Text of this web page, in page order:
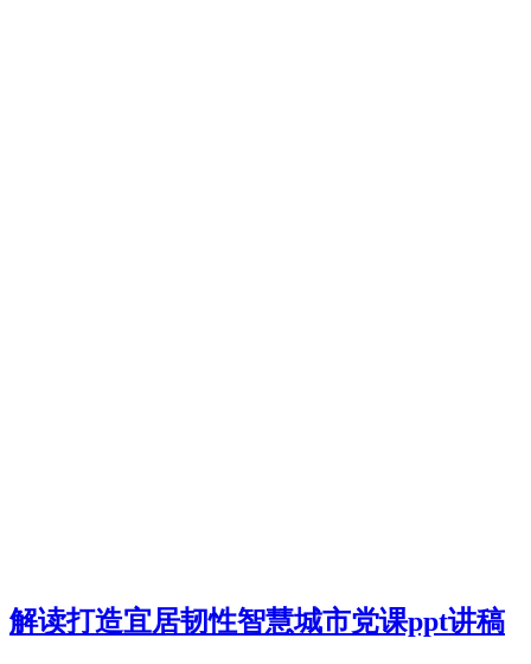
解读打造宜居韧性智慧城市党课ppt讲稿